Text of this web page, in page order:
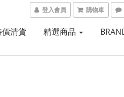
登入會員 購物車
價清貨 精選商品